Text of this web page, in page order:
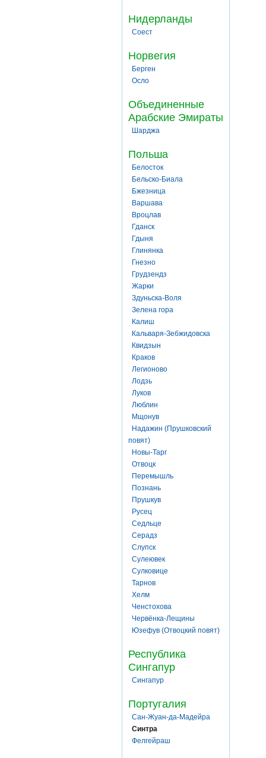
Нидерланды
Соест
Норвегия
Берген
Осло
Объединенные
Арабские Эмираты
Шарджа
Польша
Белосток
Бельско-Биала
Бжезница
Варшава
Вроцлав
Гданск
Гдыня
Глинянка
Гнезно
Грудзендз
Жарки
Здуньска-Воля
Зелена гора
Калиш
Кальваря-Зебжидовска
Квидзын
Краков
Легионово
Лодзь
Луков
Люблин
Мщонув
Надажин (Прушковский
повят)
Новы-Тарг
Отвоцк
Перемышль
Познань
Прушкув
Русец
Седльце
Серадз
Слупск
Сулеювек
Сулковице
Тарнов
Хелм
Ченстохова
Червёнка-Лещины
Юзефув (Отвоцкий повят)
Республика
Сингапур
Сингапур
Португалия
Сан-Жуан-да-Мадейра
Синтра
Фелгейраш